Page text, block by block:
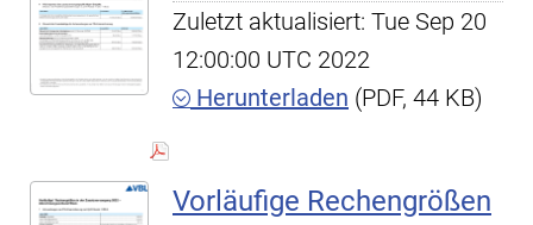
Zuletzt aktualisiert: Tue Sep 20
12:00:00 UTC 2022
Herunterladen (PDF, 44 KB)
Vorläufige Rechengrößen